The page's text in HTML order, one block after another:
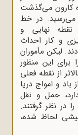
کارون می‌‌گذشت
می‌رسید. در خط
نقطه نهایی و
و کار احداث
لیکن مأموران
برای این منظور
و 22 کیلومتر بالاتر از نقطه فعلی
باد و امواج دریا
حمل و نقل
در نظر گرفتند.
لحاظ شده،